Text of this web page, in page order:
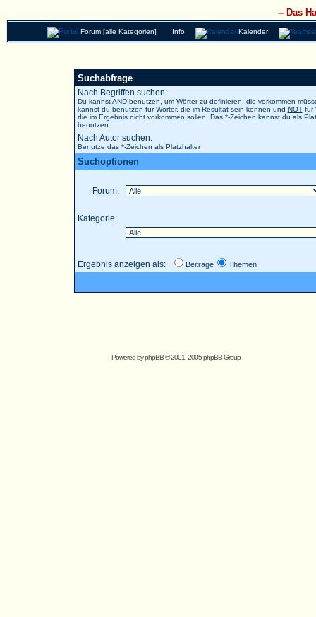
-- Das
Forum [alle Kategorien] Info Kalender
Suchabfrage
Nach Begriffen suchen:
Du kannstANDbenutzen, um Wörter zu definieren, die vorkommen
kannst du benutzen für Wörter, die im Resultat sein können und NOTfür
die im Ergebnis nicht vorkommen sollen. Das *-Zeichen kannst du als
benutzen.
Nach Autor suchen:
Benutze das *-Zeichen als Platzhalter
Suchoptionen
Forum:
Kategorie:
Ergebnis anzeigen als: Beiträge Themen
Powered byphpBB© 2001, 2005 phpBB Group